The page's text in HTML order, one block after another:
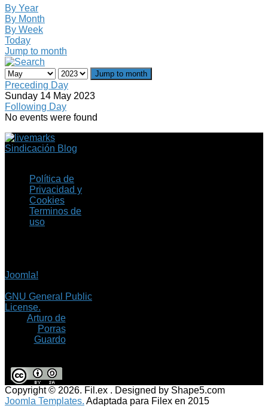
By Year
By Month
By Week
Today
Jump to month
Jump to month
Preceding Day
Sunday 14 May 2023
Following Day
No events were found
Sindicación Blog
Política de
Privacidad y
Cookies
Terminos de
uso
Joomla!
GNU General Public
License.
Arturo de
Porras
Guardo
Copyright © 2026. Fil.ex . Designed by Shape5.com
Joomla Templates. Adaptada para Filex en 2015